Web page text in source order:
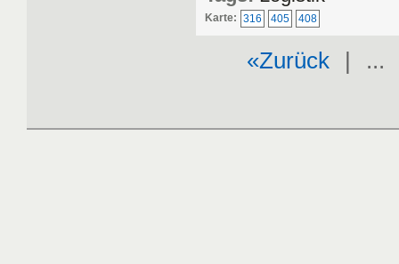
Karte: 316 405 408
«Zurück | ...